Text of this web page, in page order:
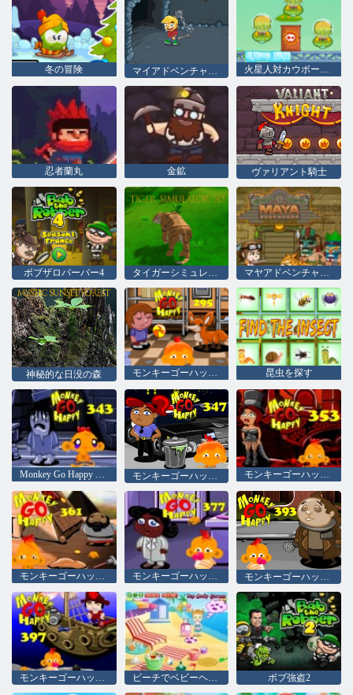
冬の冒険 火星人対カウボーイズ
忍者蘭丸 金鉱 ヴァリアント騎士
ボブザロバーバー4 タイガーシミュレーター3D マヤアドベンチャーリマスター
神秘的な日没の森 モンキーゴーハッピーステージ295 昆虫を探す
Monkey Go Happy Stage 343、 モンキーゴーハッピーステージ353
モンキーゴーハッピーステージ361 モンキーゴーハッピーステージ377 モンキーゴーハッピーステージ393
モンキーゴーハッピーステージ397 ビーチでベビーヘーゼル ボブ強盗2